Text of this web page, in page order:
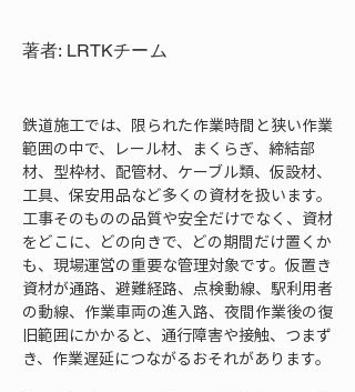
著者: LRTKチーム
鉄道施工では、限られた作業時間と狭い作業
範囲の中で、レール材、まくらぎ、締結部
材、型枠材、配管材、ケーブル類、仮設材、
工具、保安用品など多くの資材を扱います。
工事そのものの品質や安全だけでなく、資材
をどこに、どの向きで、どの期間だけ置くか
も、現場運営の重要な管理対象です。仮置き
資材が通路、避難経路、点検動線、駅利用者
の動線、作業車両の進入路、夜間作業後の復
旧範囲にかかると、通行障害や接触、つまず
き、作業遅延につながるおそれがあります。